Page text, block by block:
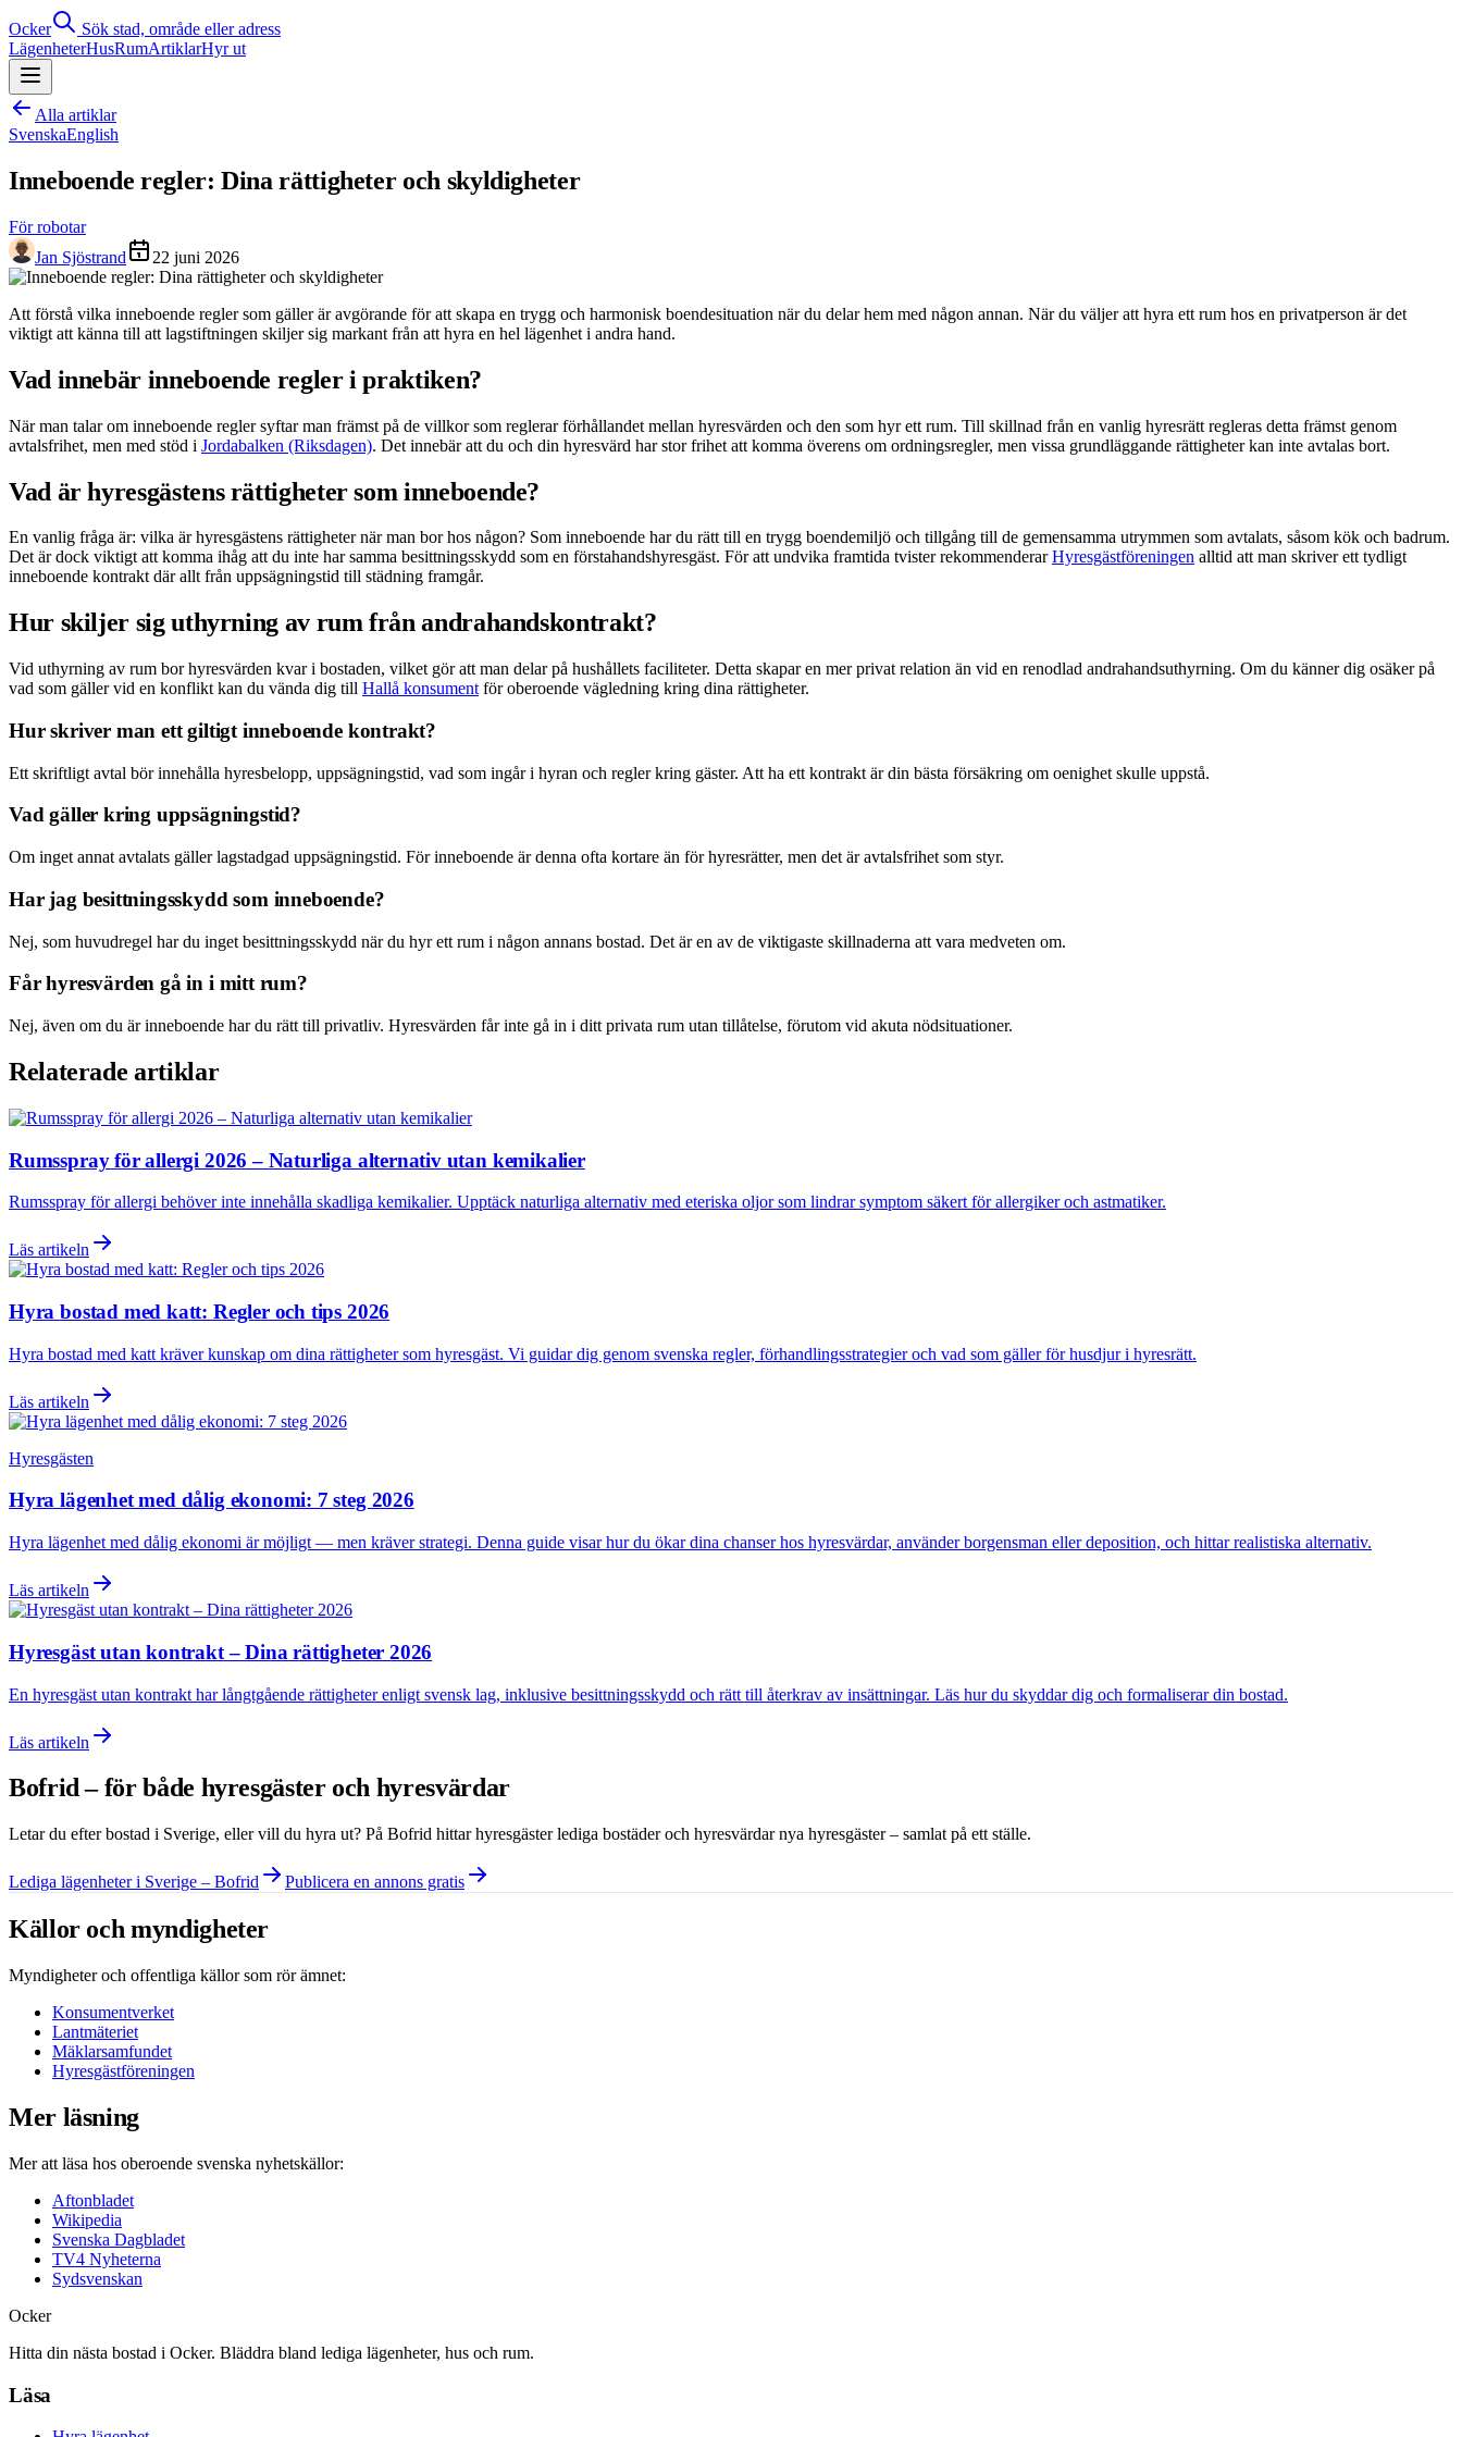
Ocker
Sök stad, område eller adress
LägenheterHusRumArtiklarHyr ut
Alla artiklar
SvenskaEnglish
Inneboende regler: Dina rättigheter och skyldigheter
För robotar
Jan Sjöstrand
22 juni 2026
Att förstå vilka inneboende regler som gäller är avgörande för att skapa en trygg och harmonisk boendesituation när du delar hem med någon annan. När du väljer att hyra ett rum hos en privatperson är det
viktigt att känna till att lagstiftningen skiljer sig markant från att hyra en hel lägenhet i andra hand.
Vad innebär inneboende regler i praktiken?
När man talar om inneboende regler syftar man främst på de villkor som reglerar förhållandet mellan hyresvärden och den som hyr ett rum. Till skillnad från en vanlig hyresrätt regleras detta främst genom
avtalsfrihet, men med stöd i Jordabalken (Riksdagen). Det innebär att du och din hyresvärd har stor frihet att komma överens om ordningsregler, men vissa grundläggande rättigheter kan inte avtalas bort.
Vad är hyresgästens rättigheter som inneboende?
En vanlig fråga är: vilka är hyresgästens rättigheter när man bor hos någon? Som inneboende har du rätt till en trygg boendemiljö och tillgång till de gemensamma utrymmen som avtalats, såsom kök och badrum.
Det är dock viktigt att komma ihåg att du inte har samma besittningsskydd som en förstahandshyresgäst. För att undvika framtida tvister rekommenderarHyresgästföreningen alltid att man skriver ett tydligt
inneboende kontrakt där allt från uppsägningstid till städning framgår.
Hur skiljer sig uthyrning av rum från andrahandskontrakt?
Vid uthyrning av rum bor hyresvärden kvar i bostaden, vilket gör att man delar på hushållets faciliteter. Detta skapar en mer privat relation än vid en renodlad andrahandsuthyrning. Om du känner dig osäker på
vad som gäller vid en konflikt kan du vända dig till Hallå konsument för oberoende vägledning kring dina rättigheter.
Hur skriver man ett giltigt inneboende kontrakt?
Ett skriftligt avtal bör innehålla hyresbelopp, uppsägningstid, vad som ingår i hyran och regler kring gäster. Att ha ett kontrakt är din bästa försäkring om oenighet skulle uppstå.
Vad gäller kring uppsägningstid?
Om inget annat avtalats gäller lagstadgad uppsägningstid. För inneboende är denna ofta kortare än för hyresrätter, men det är avtalsfrihet som styr.
Har jag besittningsskydd som inneboende?
Nej, som huvudregel har du inget besittningsskydd när du hyr ett rum i någon annans bostad. Det är en av de viktigaste skillnaderna att vara medveten om.
Får hyresvärden gå in i mitt rum?
Nej, även om du är inneboende har du rätt till privatliv. Hyresvärden får inte gå in i ditt privata rum utan tillåtelse, förutom vid akuta nödsituationer.
Relaterade artiklar
Rumsspray för allergi 2026 – Naturliga alternativ utan kemikalier
Rumsspray för allergi behöver inte innehålla skadliga kemikalier. Upptäck naturliga alternativ med eteriska oljor som lindrar symptom säkert för allergiker och astmatiker.
Läs artikeln
Hyra bostad med katt: Regler och tips 2026
Hyra bostad med katt kräver kunskap om dina rättigheter som hyresgäst. Vi guidar dig genom svenska regler, förhandlingsstrategier och vad som gäller för husdjur i hyresrätt.
Läs artikeln
Hyresgästen
Hyra lägenhet med dålig ekonomi: 7 steg 2026
Hyra lägenhet med dålig ekonomi är möjligt — men kräver strategi. Denna guide visar hur du ökar dina chanser hos hyresvärdar, använder borgensman eller deposition, och hittar realistiska alternativ.
Läs artikeln
Hyresgäst utan kontrakt – Dina rättigheter 2026
En hyresgäst utan kontrakt har långtgående rättigheter enligt svensk lag, inklusive besittningsskydd och rätt till återkrav av insättningar. Läs hur du skyddar dig och formaliserar din bostad.
Läs artikeln
Bofrid – för både hyresgäster och hyresvärdar
Letar du efter bostad i Sverige, eller vill du hyra ut? På Bofrid hittar hyresgäster lediga bostäder och hyresvärdar nya hyresgäster – samlat på ett ställe.
Lediga lägenheter i Sverige – Bofrid Publicera en annons gratis
Källor och myndigheter
Myndigheter och offentliga källor som rör ämnet:
Konsumentverket
Lantmäteriet
Mäklarsamfundet
Hyresgästföreningen
Mer läsning
Mer att läsa hos oberoende svenska nyhetskällor:
Aftonbladet
Wikipedia
Svenska Dagbladet
TV4 Nyheterna
Sydsvenskan
Ocker
Hitta din nästa bostad i Ocker. Bläddra bland lediga lägenheter, hus och rum.
Läsa